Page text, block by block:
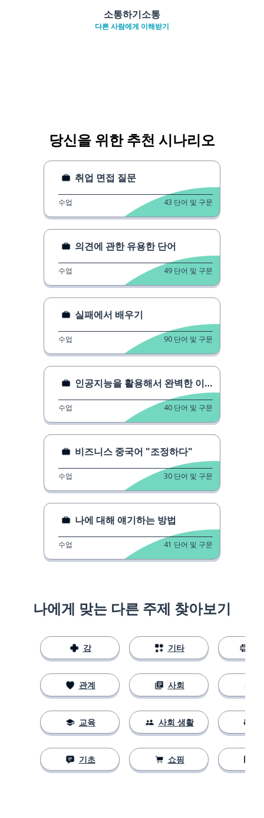
소통하기소통
다른 사람에게 이해받기
당신을 위한 추천 시나리오
취업 면접 질문
수업 43 단어 및 구문
의견에 관한 유용한 단어
수업 49 단어 및 구문
실패에서 배우기
수업 90 단어 및 구문
인공지능을 활용해서 완벽한 이력서를 작성하기
수업 40 단어 및 구문
비즈니스 중국어 "조정하다"
수업 30 단어 및 구문
나에 대해 얘기하는 방법
수업 41 단어 및 구문
나에게 맞는 다른 주제 찾아보기
강
관계
교육
기초
기타
사회
사회 생활
쇼핑